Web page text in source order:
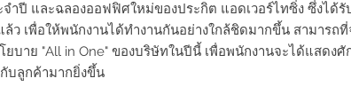
ำปี และฉลองออฟฟิศใหม่ของประกิต แอดเวอร์ไทซิ่ง ซึ่งได้
ว เพื่อให้พนักงานได้ทำงานกันอย่างใกล้ชิดมากขึ้น สามารถ
บาย "All in One" ของบริษัทในปีนี้ เพื่อพนักงานจะได้แสดงศั
บลูกค้ามากยิ่งขึ้น